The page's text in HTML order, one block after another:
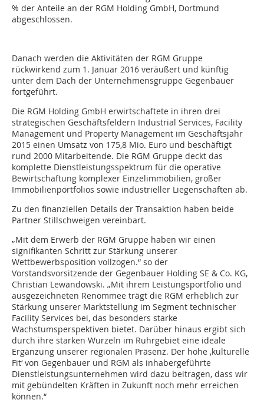
% der Anteile an der RGM Holding GmbH, Dortmund
abgeschlossen.
Danach werden die Aktivitäten der RGM Gruppe
rückwirkend zum 1. Januar 2016 veräußert und künftig
unter dem Dach der Unternehmensgruppe Gegenbauer
fortgeführt.
Die RGM Holding GmbH erwirtschaftete in ihren drei
strategischen Geschäftsfeldern Industrial Services, Facility
Management und Property Management im Geschäftsjahr
2015 einen Umsatz von 175,8 Mio. Euro und beschäftigt
rund 2000 Mitarbeitende. Die RGM Gruppe deckt das
komplette Dienstleistungsspektrum für die operative
Bewirtschaftung komplexer Einzelimmobilien, großer
Immobilienportfolios sowie industrieller Liegenschaften ab.
Zu den finanziellen Details der Transaktion haben beide
Partner Stillschweigen vereinbart.
„Mit dem Erwerb der RGM Gruppe haben wir einen
signifikanten Schritt zur Stärkung unserer
Wettbewerbsposition vollzogen.“ so der
Vorstandsvorsitzende der Gegenbauer Holding SE & Co. KG,
Christian Lewandowski. „Mit ihrem Leistungsportfolio und
ausgezeichneten Renommee trägt die RGM erheblich zur
Stärkung unserer Marktstellung im Segment technischer
Facility Services bei, das besonders starke
Wachstumsperspektiven bietet. Darüber hinaus ergibt sich
durch ihre starken Wurzeln im Ruhrgebiet eine ideale
Ergänzung unserer regionalen Präsenz. Der hohe ‚kulturelle
Fit‘ von Gegenbauer und RGM als inhabergeführte
Dienstleistungsunternehmen wird dazu beitragen, dass wir
mit gebündelten Kräften in Zukunft noch mehr erreichen
können.“